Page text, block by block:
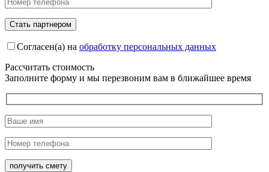
Согласен(а) на обработку персональных данных
Рассчитать стоимость
Заполните форму и мы перезвоним вам в ближайшее время